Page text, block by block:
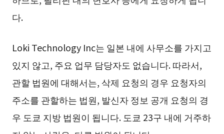
다.
Loki Technology Inc는 일본 내에 사무소를 가지고
있지 않고, 주요 업무 담당자도 없습니다. 따라서,
관할 법원에 대해서는, 삭제 요청의 경우 요청자의
주소를 관할하는 법원, 발신자 정보 공개 요청의 경
우 도쿄 지방 법원이 됩니다. 도쿄 23구 내에 거주하